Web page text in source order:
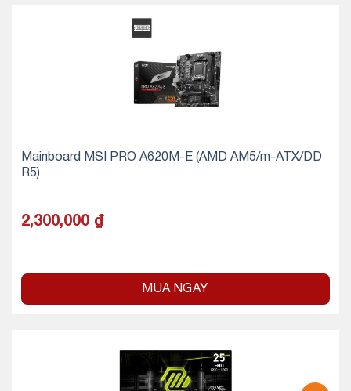
Mainboard MSI PRO A620M-E (AMD AM5/m-ATX/DD
R5)
2,300,000 ₫
MUA NGAY